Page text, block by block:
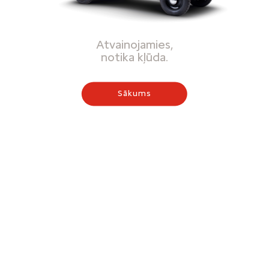
Atvainojamies,
notika kļūda.
Sākums